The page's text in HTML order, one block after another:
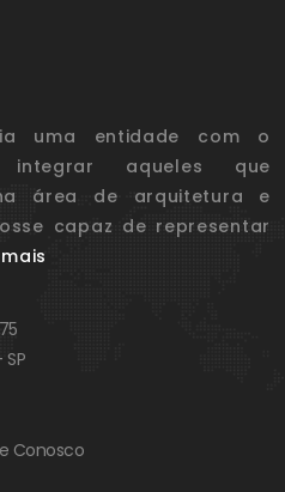
uma entidade com o
aqueles que
área de arquitetura e
capaz de representar
Conosco